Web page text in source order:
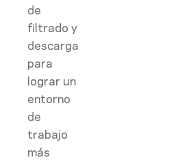
de
filtrado y
descarga
para
lograr un
entorno
de
trabajo
más